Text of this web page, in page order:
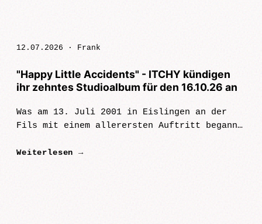
12.07.2026 · Frank
"Happy Little Accidents" - ITCHY kündigen
ihr zehntes Studioalbum für den 16.10.26 an
Was am 13. Juli 2001 in Eislingen an der
Fils mit einem allerersten Auftritt begann,
erfolgreichsten und zugleich
Weiterlesen →